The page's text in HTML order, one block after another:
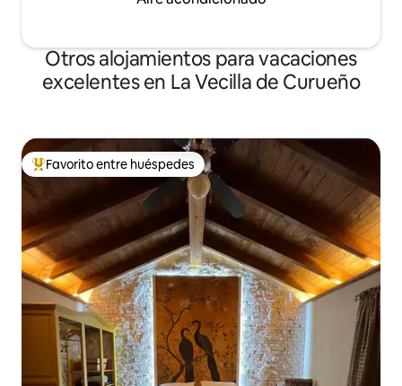
Otros alojamientos para vacaciones
excelentes en La Vecilla de Curueño
Favorito entre huéspedes preferido
Favorito entre huéspedes